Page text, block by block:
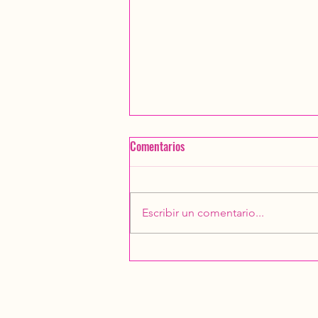
Convivio 2025 Chapinas
Comentarios
Escribir un comentario...